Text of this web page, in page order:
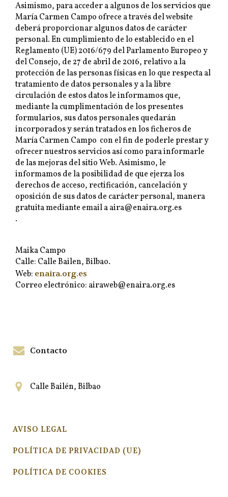
Asimismo, para acceder a algunos de los servicios que
María Carmen Campo ofrece a través del website
deberá proporcionar algunos datos de carácter
personal. En cumplimiento de lo establecido en el
Reglamento (UE) 2016/679 del Parlamento Europeo y
del Consejo, de 27 de abril de 2016, relativo a la
protección de las personas físicas en lo que respecta al
tratamiento de datos personales y a la libre
circulación de estos datos le informamos que,
mediante la cumplimentación de los presentes
formularios, sus datos personales quedarán
incorporados y serán tratados en los ficheros de
María Carmen Campo con el fin de poderle prestar y
ofrecer nuestros servicios así como para informarle
de las mejoras del sitio Web. Asimismo, le
informamos de la posibilidad de que ejerza los
derechos de acceso, rectificación, cancelación y
oposición de sus datos de carácter personal, manera
gratuita mediante email a aira@enaira.org.es
.
Maika Campo
Calle: Calle Bailen, Bilbao.
Web: enaira.org.es
Correo electrónico: airaweb@enaira.org.es
Contacto
Calle Bailén, Bilbao
AVISO LEGAL
POLÍTICA DE PRIVACIDAD (UE)
POLÍTICA DE COOKIES